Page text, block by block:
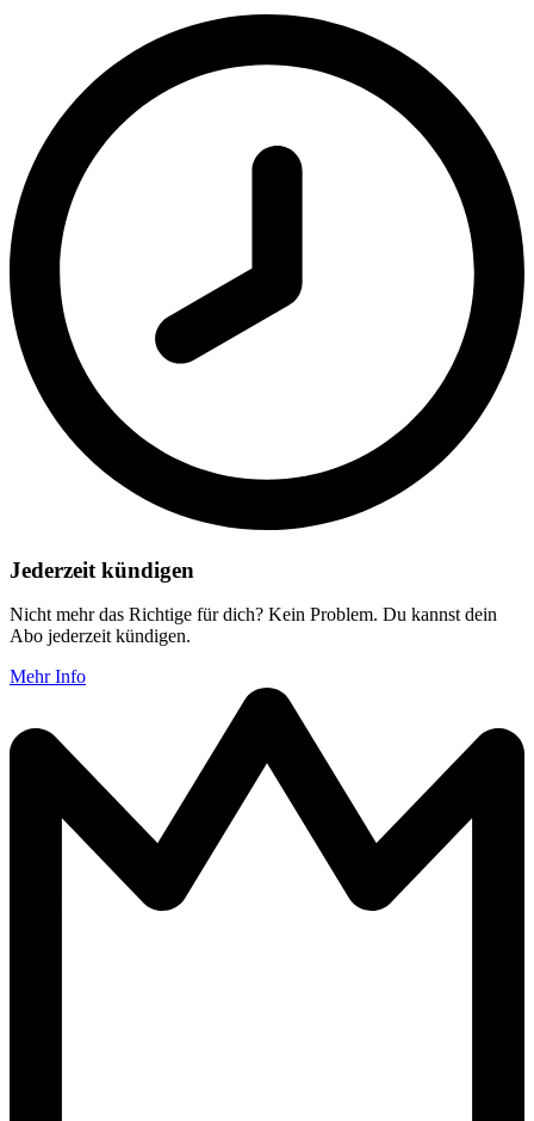
Jederzeit kündigen
Nicht mehr das Richtige für dich? Kein Problem. Du kannst dein
Abo jederzeit kündigen.
Mehr Info